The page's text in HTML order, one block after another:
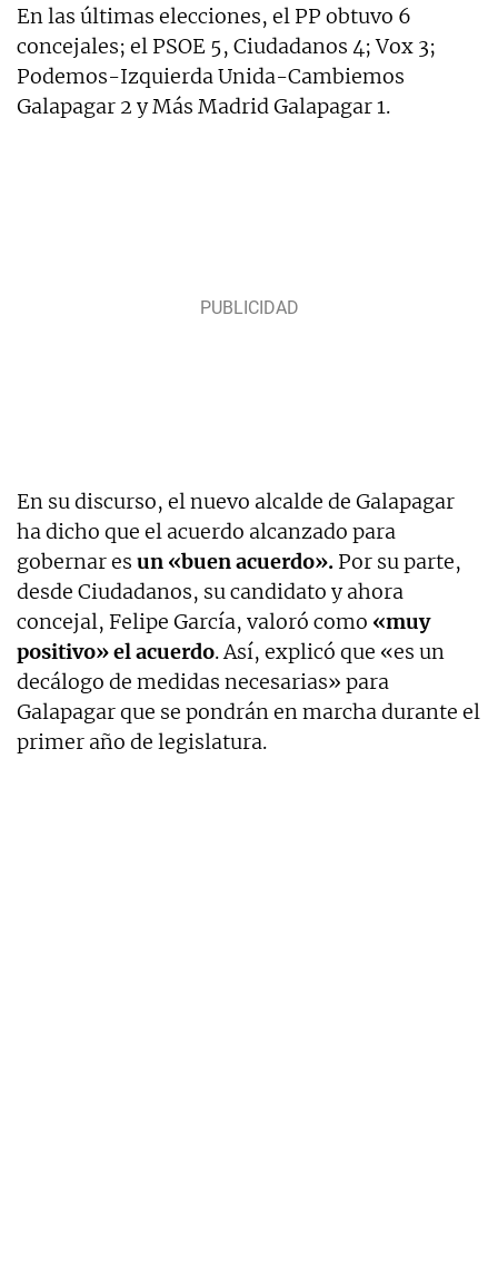
En las últimas elecciones, el PP obtuvo 6
concejales; el PSOE 5, Ciudadanos 4; Vox 3;
Podemos-Izquierda Unida-Cambiemos
Galapagar 2 y Más Madrid Galapagar 1.
En su discurso, el nuevo alcalde de Galapagar
ha dicho que el acuerdo alcanzado para
gobernar es un «buen acuerdo». Por su parte,
desde Ciudadanos, su candidato y ahora
concejal, Felipe García, valoró como «muy
positivo» el acuerdo. Así, explicó que «es un
decálogo de medidas necesarias» para
Galapagar que se pondrán en marcha durante el
primer año de legislatura.